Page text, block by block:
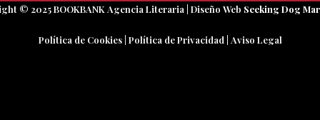
© 2025 BOOKBANK Agencia Literaria | Diseño Web Seeking Dog
Política de Cookies| Política de Privacidad Aviso Legal